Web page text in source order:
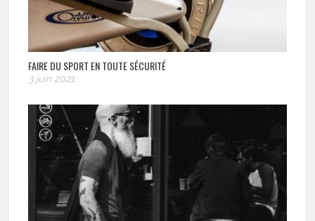
FAIRE DU SPORT EN TOUTE SÉCURITÉ
3 juin 2021